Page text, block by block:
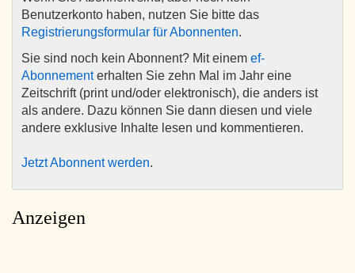
Benutzerkonto haben, nutzen Sie bitte das
Registrierungsformular für Abonnenten.
Sie sind noch kein Abonnent? Mit einem ef-
Abonnementerhalten Sie zehn Mal im Jahr eine
Zeitschrift (print und/oder elektronisch), die anders ist
als andere. Dazu können Sie dann diesen und viele
andere exklusive Inhalte lesen und kommentieren.
Jetzt Abonnent werden.
Anzeigen